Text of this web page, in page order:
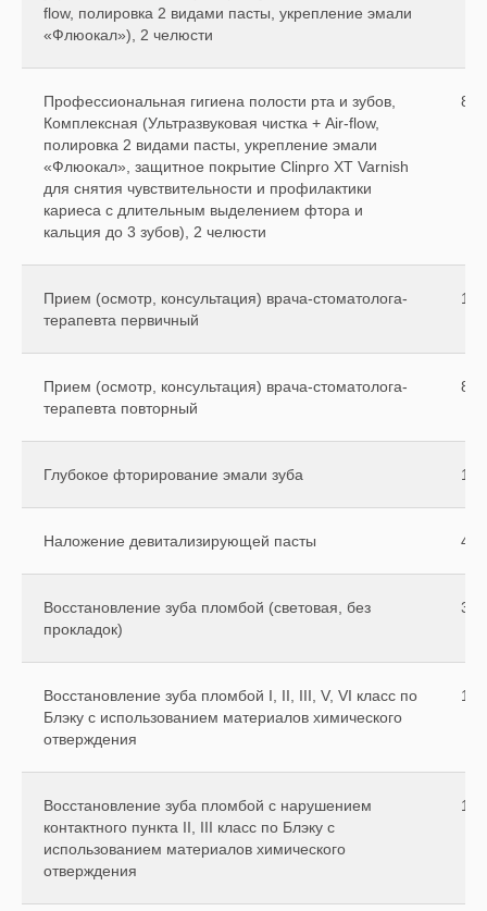
flow, полировка 2 видами пасты, укрепление эмали
«Флюокал»), 2 челюсти
Профессиональная гигиена полости рта и зубов,
Комплексная (Ультразвуковая чистка + Air-flow,
полировка 2 видами пасты, укрепление эмали
«Флюокал», защитное покрытие Clinpro XT Varnish
для снятия чувствительности и профилактики
кариеса с длительным выделением фтора и
кальция до 3 зубов), 2 челюсти
Прием (осмотр, консультация) врача-стоматолога-
терапевта первичный
Прием (осмотр, консультация) врача-стоматолога-
терапевта повторный
Глубокое фторирование эмали зуба
Наложение девитализирующей пасты
Восстановление зуба пломбой (световая, без
прокладок)
Восстановление зуба пломбой I, II, III, V, VI класс по
Блэку с использованием материалов химического
отверждения
Восстановление зуба пломбой с нарушением
контактного пункта II, III класс по Блэку с
использованием материалов химического
отверждения